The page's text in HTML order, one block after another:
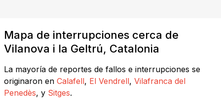
Mapa de interrupciones cerca de
Vilanova i la Geltrú, Catalonia
La mayoría de reportes de fallos e interrupciones se
originaron en Calafell, El Vendrell, Vilafranca del
Penedès, y Sitges.